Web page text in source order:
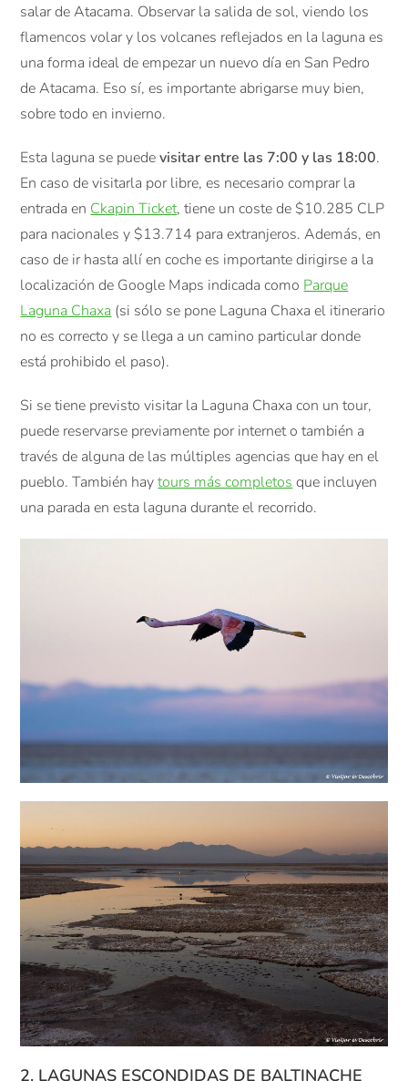
salar de Atacama. Observar la salida de sol, viendo los
flamencos volar y los volcanes reflejados en la laguna es
una forma ideal de empezar un nuevo día en San Pedro
de Atacama. Eso sí, es importante abrigarse muy bien,
sobre todo en invierno.
Esta laguna se puedevisitar entre las 7:00 y las 18:00.
En caso de visitarla por libre, es necesario comprar la
entrada en Ckapin Ticket, tiene un coste de $10.285 CLP
para nacionales y $13.714 para extranjeros. Además, en
caso de ir hasta allí en coche es importante dirigirse a la
localización de Google Maps indicada como Parque
Laguna Chaxa (si sólo se pone Laguna Chaxa el itinerario
no es correcto y se llega a un camino particular donde
está prohibido el paso).
Si se tiene previsto visitar la Laguna Chaxa con un tour,
puede reservarse previamente por internet o también a
través de alguna de las múltiples agencias que hay en el
pueblo. También haytours más completos que incluyen
una parada en esta laguna durante el recorrido.
2. LAGUNAS ESCONDIDAS DE BALTINACHE